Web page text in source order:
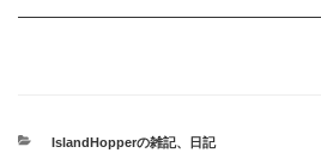
カ
IslandHopperの雑記、 日記